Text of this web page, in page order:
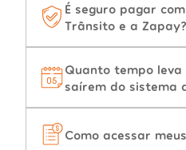
É seguro pagar
Trânsito e a Zapay?
Quanto tempo
saírem do sistema
Como acessar